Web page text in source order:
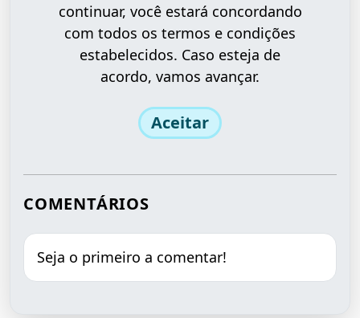
continuar, você estará concordando
com todos os termos e condições
estabelecidos. Caso esteja de
acordo, vamos avançar.
Aceitar
COMENTÁRIOS
Seja o primeiro a comentar!